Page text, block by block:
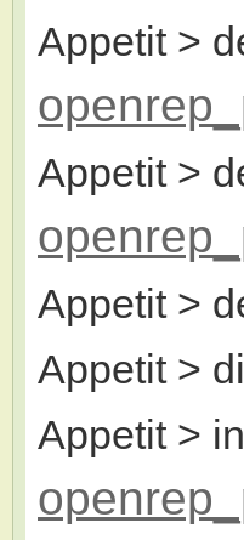
Appetit >
Appetit >
Appetit >
Appetit >
Appetit >